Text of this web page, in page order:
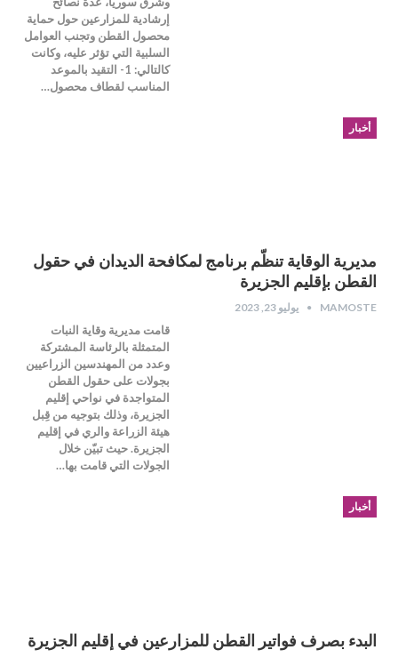
إرشادية للمزارعين حول حماية
محصول القطن وتجنب العوامل
السلبية التي تؤثر عليه، وكانت
كالتالي: 1- التقيد بالموعد
المناسب لقطاف محصول…
أخبار
مديرية الوقاية تنظّم برنامج لمكافحة الديدان في حقول
القطن بإقليم الجزيرة
MAMOSTE يوليو 23, 2023
قامت مديرية وقاية النبات
المتمثلة بالرئاسة المشتركة
وعدد من المهندسين الزراعيين
بجولات على حقول القطن
المتواجدة في نواحي إقليم
الجزيرة، وذلك بتوجيه من قِبل
هيئة الزراعة والري في إقليم
الجزيرة. حيث تبيّن خلال
الجولات التي قامت بها…
أخبار
البدء بصرف فواتير القطن للمزارعين في إقليم الجزيرة